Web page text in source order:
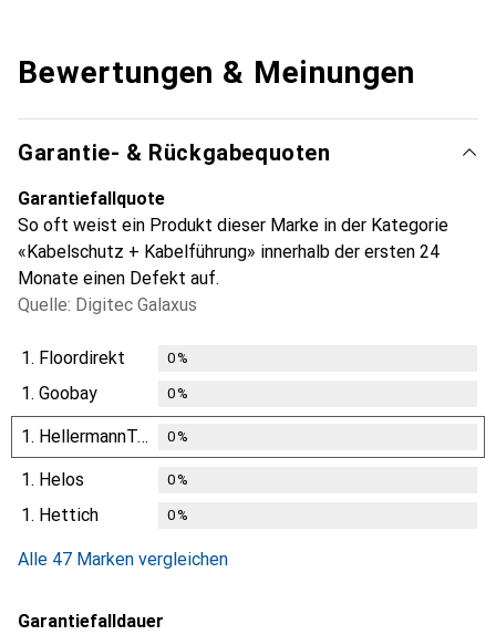
Bewertungen & Meinungen
Garantie- & Rückgabequoten
Garantiefallquote
So oft weist ein Produkt dieser Marke in der Kategorie
«Kabelschutz + Kabelführung» innerhalb der ersten 24
Monate einen Defekt auf.
Quelle: Digitec Galaxus
1. Floordirekt 0%
1. Goobay 0%
1. HellermannTyton 0%
1. Helos 0%
1. Hettich 0%
Alle 47 Marken vergleichen
Garantiefalldauer